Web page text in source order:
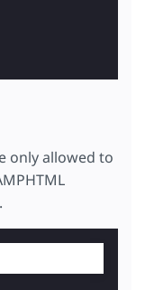
only allowed to
.